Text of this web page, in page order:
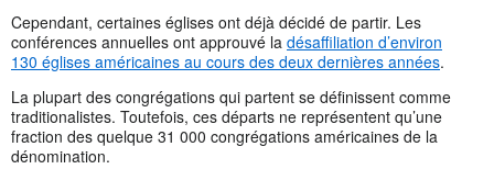
Cependant, certaines églises ont déjà décidé de partir. Les
conférences annuelles ont approuvé la désaffiliation d’environ
130 églises américaines au cours des deux dernières années.
La plupart des congrégations qui partent se définissent comme
traditionalistes. Toutefois, ces départs ne représentent qu’une
fraction des quelque 31 000 congrégations américaines de la
dénomination.